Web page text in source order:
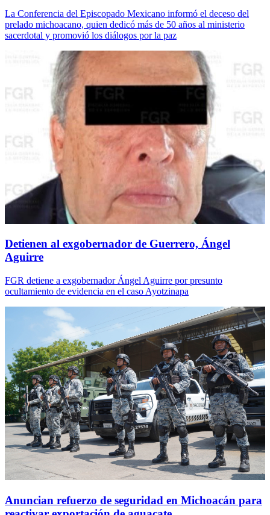
La Conferencia del Episcopado Mexicano informó el deceso del
prelado michoacano, quien dedicó más de 50 años al ministerio
sacerdotal y promovió los diálogos por la paz
Detienen al exgobernador de Guerrero, Ángel
Aguirre
FGR detiene a exgobernador Ángel Aguirre por presunto
ocultamiento de evidencia en el caso Ayotzinapa
Anuncian refuerzo de seguridad en Michoacán para